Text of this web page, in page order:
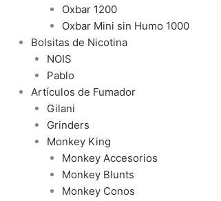
Oxbar 1200
Oxbar Mini sin Humo 1000
Bolsitas de Nicotina
NOIS
Pablo
Artículos de Fumador
Gilani
Grinders
Monkey King
Monkey Accesorios
Monkey Blunts
Monkey Conos